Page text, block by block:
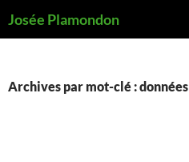
Josée Plamondon
Archives par mot-clé : données